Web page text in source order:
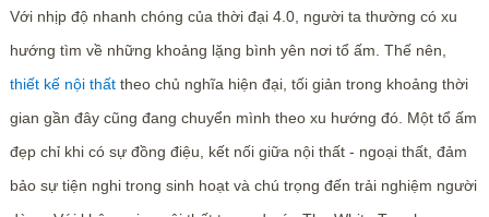
Với nhịp độ nhanh chóng của thời đại 4.0, người ta thường có xu
hướng tìm về những khoảng lặng bình yên nơi tổ ấm. Thế nên,
thiết kế nội thấttheo chủ nghĩa hiện đại, tối giản trong khoảng thời
gian gần đây cũng đang chuyển mình theo xu hướng đó. Một tổ ấm
đẹp chỉ khi có sự đồng điệu, kết nối giữa nội thất - ngoại thất, đảm
bảo sự tiện nghi trong sinh hoạt và chú trọng đến trải nghiệm người